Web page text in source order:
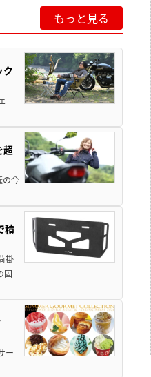
もっと見る
ク
超
の今
積
掛
固
ー